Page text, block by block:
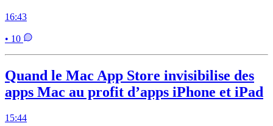
16:43
• 10
Quand le Mac App Store invisibilise des
apps Mac au profit d’apps iPhone et iPad
15:44